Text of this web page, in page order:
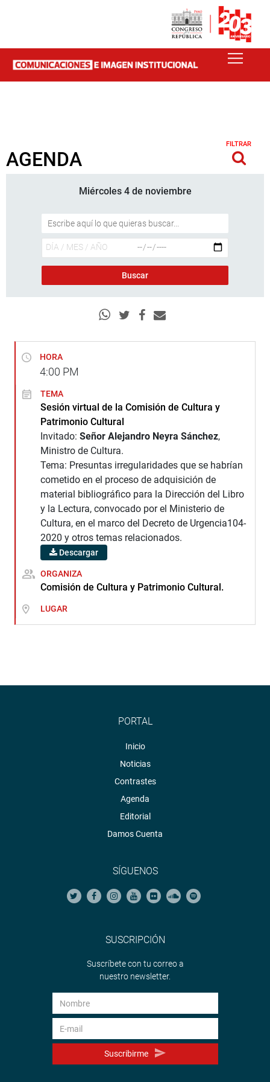
AGENDA
FILTRAR
Miércoles 4 de noviembre
HORA
4:00 PM
TEMA
Sesión virtual de la Comisión de Cultura y
Patrimonio Cultural
Invitado: Señor Alejandro Neyra Sánchez,
Ministro de Cultura.
Tema: Presuntas irregularidades que se habrían
cometido en el proceso de adquisición de
material bibliográfico para la Dirección del Libro
y la Lectura, convocado por el Ministerio de
Cultura, en el marco del Decreto de Urgencia104-
2020 y otros temas relacionados.
Descargar
ORGANIZA
Comisión de Cultura y Patrimonio Cultural.
LUGAR
PORTAL
Inicio
Noticias
Contrastes
Agenda
Editorial
Damos Cuenta
SÍGUENOS
SUSCRIPCIÓN
Suscríbete con tu correo a
nuestro newsletter.
Suscribirme